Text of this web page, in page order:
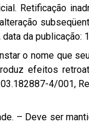
Retificação
da publicação:
o nome que
efeitos
4/001,
– Deve ser